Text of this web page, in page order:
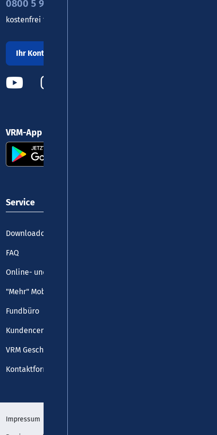
0800 5 986 986
kostenfrei täglich 8 - 20 Uhr
Ihr Kontakt zu uns
VRM-App nutzen und durchstarten
Service
Downloadcenter
FAQ
Online- und Handy-Tickets
"Mehr" Mobilität
Fundbüro
Kundencenter
VRM Geschäftsstelle
Kontaktformular
Impressum